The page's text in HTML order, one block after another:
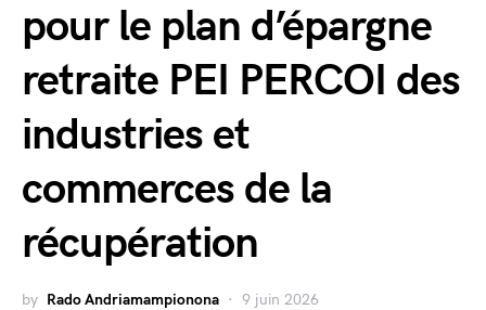
pour le plan d’épargne
retraite PEI PERCOI des
industries et
commerces de la
récupération
by Rado Andriamampionona 9 juin 2026